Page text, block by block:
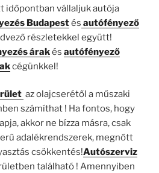
időpontban vállaljuk autója
Budapestés autófényező
részletekkel együtt!
árakés autófényező
cégünkkel!
az olajcserétől a műszaki
számíthat ! Ha fontos, hogy
akkor ne bízza másra, csak
adalékrendszerek, megnőtt
csökkentés!Autószerviz
található ! Amennyiben